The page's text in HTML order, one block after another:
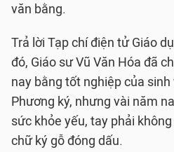
văn bằng.
Trả lời Tạp chí điện tử Giáo
đó, Giáo sư Vũ Văn Hóa đã
nay bằng tốt nghiệp của sinh
Phương ký, nhưng vài năm
sức khỏe yếu, tay phải
chữ ký gỗ đóng dấu.